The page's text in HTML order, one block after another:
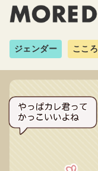
ジェンダー こころ